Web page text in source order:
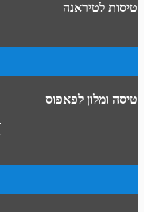
טיסות לטיראנה
טיסה ומלון לפאפוס